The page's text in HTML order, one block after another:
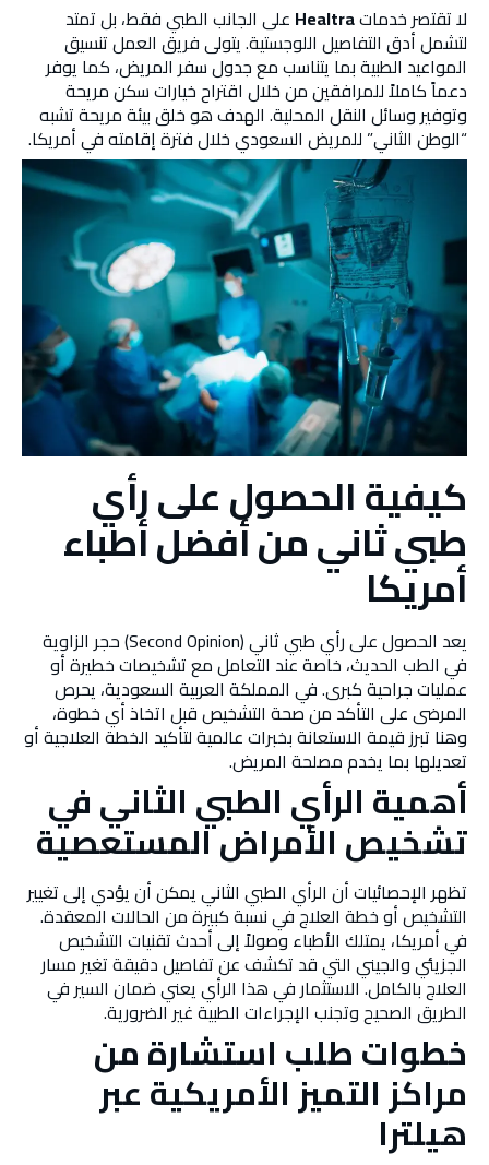
لا تقتصر خدماتHealtra على الجانب الطبي فقط، بل تمتد
لتشمل أدق التفاصيل اللوجستية. يتولى فريق العمل تنسيق
المواعيد الطبية بما يتناسب مع جدول سفر المريض، كما يوفر
دعماً كاملاً للمرافقين من خلال اقتراح خيارات سكن مريحة
وتوفير وسائل النقل المحلية. الهدف هو خلق بيئة مريحة تشبه
“الوطن الثاني” للمريض السعودي خلال فترة إقامته في أمريكا.
كيفية الحصول على رأي
طبي ثاني من أفضل أطباء
أمريكا
يعد الحصول على رأي طبي ثاني (Second Opinion) حجر الزاوية
في الطب الحديث، خاصة عند التعامل مع تشخيصات خطيرة أو
عمليات جراحية كبرى. في المملكة العربية السعودية، يحرص
المرضى على التأكد من صحة التشخيص قبل اتخاذ أي خطوة،
وهنا تبرز قيمة الاستعانة بخبرات عالمية لتأكيد الخطة العلاجية أو
تعديلها بما يخدم مصلحة المريض.
أهمية الرأي الطبي الثاني في
تشخيص الأمراض المستعصية
تظهر الإحصائيات أن الرأي الطبي الثاني يمكن أن يؤدي إلى تغيير
التشخيص أو خطة العلاج في نسبة كبيرة من الحالات المعقدة.
في أمريكا، يمتلك الأطباء وصولاً إلى أحدث تقنيات التشخيص
الجزيئي والجيني التي قد تكشف عن تفاصيل دقيقة تغير مسار
العلاج بالكامل. الاستثمار في هذا الرأي يعني ضمان السير في
الطريق الصحيح وتجنب الإجراءات الطبية غير الضرورية.
خطوات طلب استشارة من
مراكز التميز الأمريكية عبر
هيلترا